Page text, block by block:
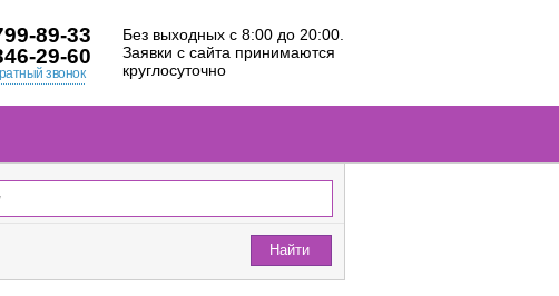
89-33
29-60
звонок
Без выходных с 8:00 до 20:00.
Заявки с сайта принимаются
круглосуточно
Найти